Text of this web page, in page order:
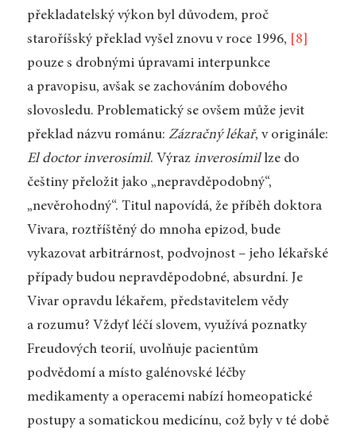
překladatelský výkon byl důvodem, proč
staroříšský překlad vyšel znovu v roce 1996,
[8]
pouze s drobnými úpravami interpunkce
a pravopisu, avšak se zachováním dobového
slovosledu. Problematický se ovšem může jevit
překlad názvu románu: Zázračný lékař, v originále:
El doctor inverosímil. Výraz inverosímillze do
češtiny přeložit jako „nepravděpodobný“,
„nevěrohodný“. Titul napovídá, že příběh doktora
Vivara, roztříštěný do mnoha epizod, bude
vykazovat arbitrárnost, podvojnost – jeho lékařské
případy budou nepravděpodobné, absurdní. Je
Vivar opravdu lékařem, představitelem vědy
a rozumu? Vždyť léčí slovem, využívá poznatky
Freudových teorií, uvolňuje pacientům
podvědomí a místo galénovské léčby
medikamenty a operacemi nabízí homeopatické
postupy a somatickou medicínu, což byly v té době